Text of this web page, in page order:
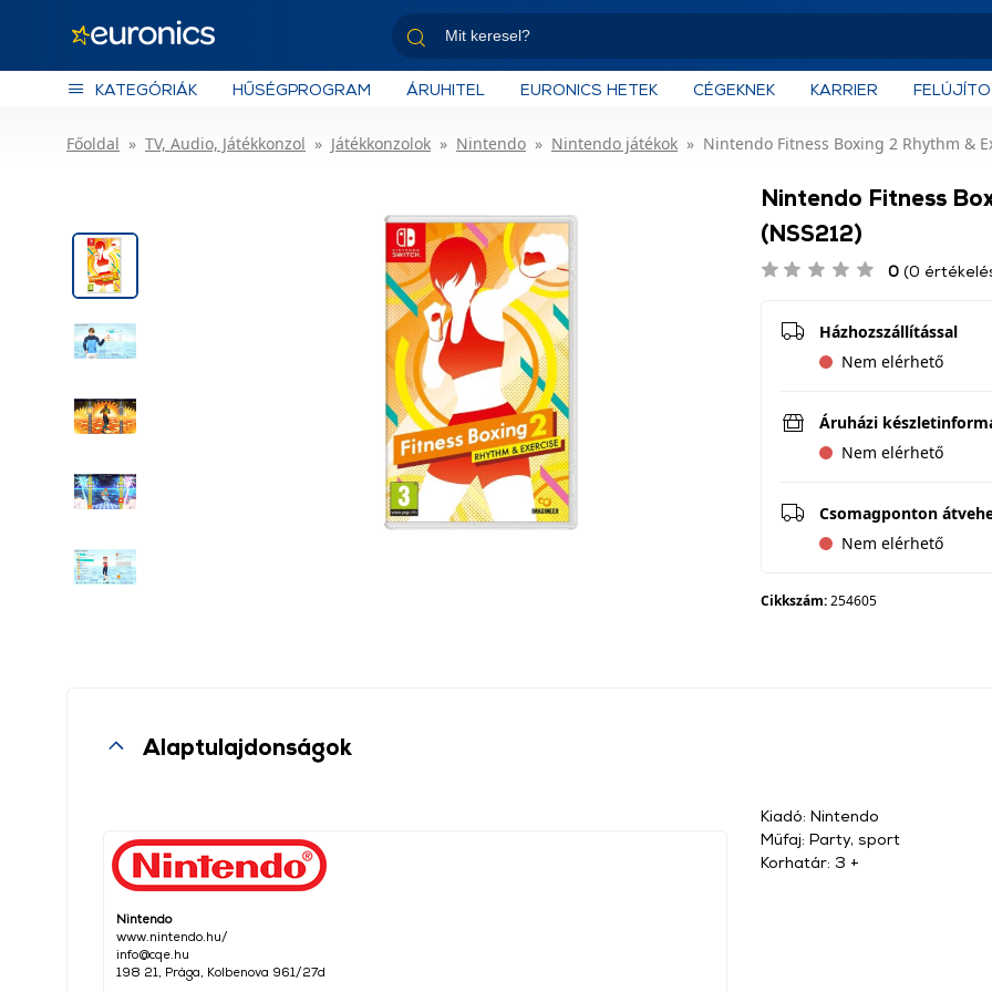
KATEGÓRIÁK HŰSÉGPROGRAM ÁRUHITEL EURONICS HETEK CÉGEKNEK KARRIER
Főoldal TV, Audio, Játékkonzol Játékkonzolok Nintendo Nintendo játékok Nintendo Fitness Boxing 2 Rhythm &
Nintendo Fitness
(NSS212)
0 (0
Házhozszállítással
Nem elérhető
Áruházi
Nem elérhető
Csomagponton
Nem elérhető
Cikkszám:254605
Alaptulajdonságok
Nintendo
www.nintendo.hu/
info@cqe.hu
198 21, Prága, Kolbenova 961/27d
Kiadó: Nintendo
Műfaj: Party, sport
Korhatár: 3 +